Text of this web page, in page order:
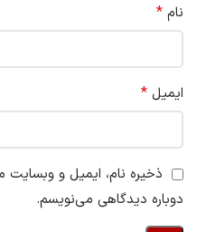
نام *
ایمیل *
ذخیره نام، ایمیل و وبسایت
دوباره دیدگاهی می‌نویسم.